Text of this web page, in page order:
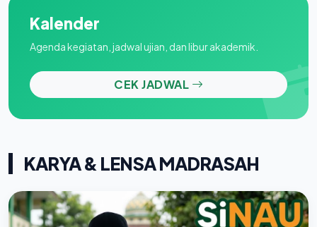
Kalender
Agenda kegiatan, jadwal ujian, dan libur akademik.
CEK JADWAL
KARYA & LENSA MADRASAH